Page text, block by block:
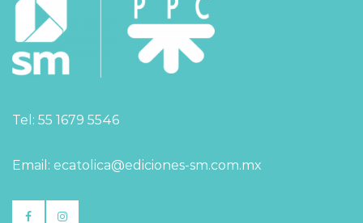
Tel: 55 1679 5546
Email: ecatolica@ediciones-sm.com.mx